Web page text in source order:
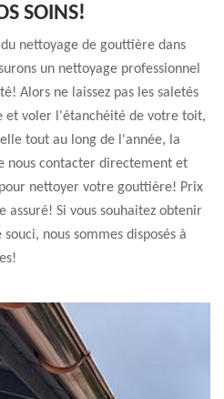
SOINS!
nettoyage de gouttière dans
un nettoyage professionnel
Alors ne laissez pas les saletés
et voler l'étanchéité de votre toit,
tout au long de l'année, la
nous contacter directement et
nettoyer votre gouttière! Prix
assuré! Si vous souhaitez obtenir
nous sommes disposés à